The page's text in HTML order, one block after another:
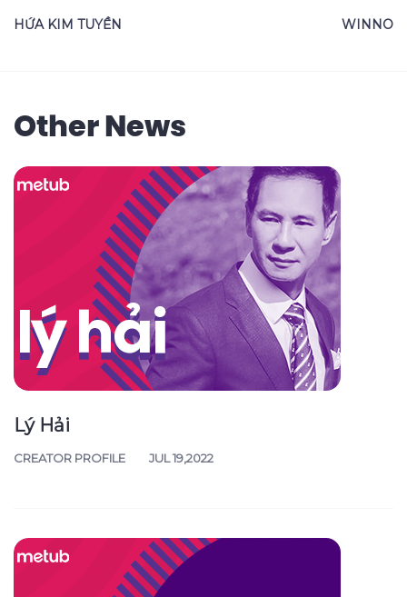
HỨA KIM TUYỀN WINNO
Other News
Lý Hải
CREATOR PROFILE JUL 19,2022